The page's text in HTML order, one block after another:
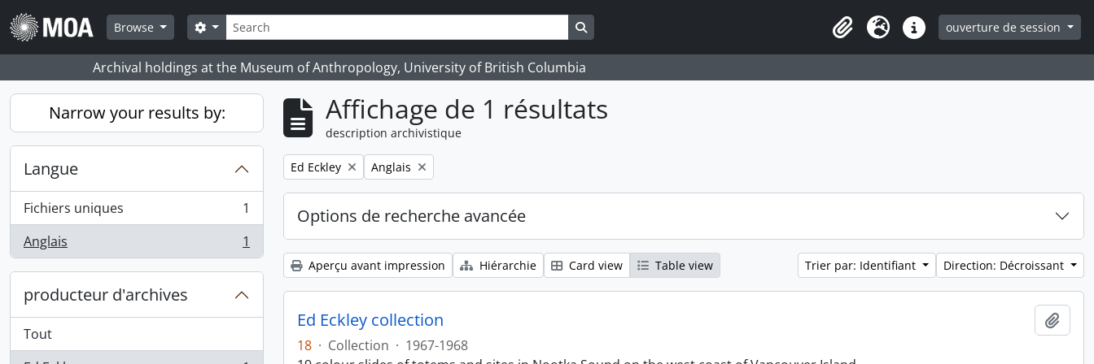
Skip to main content
Browse
Rechercher
Search options Search in browse page
ClipboardLangueLiens rapidesouverture de session
Archival holdings at the Museum of Anthropology, University of British Columbia
Narrow your results by:
Langue
Fichiers uniques
, 1 résultats
1
Anglais
, 1 résultats 1
producteur d'archives
Tout
Affichage de 1 résultats
description archivistique
Remove filter:
Ed Eckley Remove filter:
Anglais
Options de recherche avancée
Aperçu avant impression Hiérarchie Card view Table view Trier par: Identifiant Direction: Décroissant
Ed Eckley collection
18 · Collection · 1967-1968